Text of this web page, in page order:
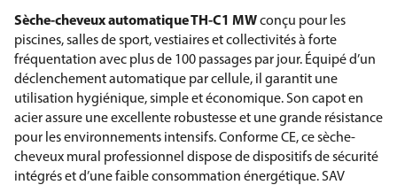
Sèche-cheveux automatique TH-C1 MWconçu pour les
piscines, salles de sport, vestiaires et collectivités à forte
fréquentation avec plus de 100 passages par jour. Équipé d’un
déclenchement automatique par cellule, il garantit une
utilisation hygiénique, simple et économique. Son capot en
acier assure une excellente robustesse et une grande résistance
pour les environnements intensifs. Conforme CE, ce sèche-
cheveux mural professionnel dispose de dispositifs de sécurité
intégrés et d’une faible consommation énergétique. SAV